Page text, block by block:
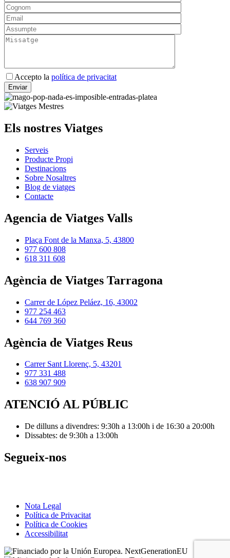
Deixeu
aquest
camp
buit.
Accepto la política de privacitat
Els nostres Viatges
Serveis
Producte Propi
Destinacions
Sobre Nosaltres
Blog de viatges
Contacte
Agencia de Viatges Valls
Plaça Font de la Manxa, 5, 43800
977 600 808
618 311 608
Agència de Viatges Tarragona
Carrer de López Peláez, 16, 43002
977 254 463
644 769 360
Agència de Viatges Reus
Carrer Sant Llorenç, 5, 43201
977 331 488
638 907 909
ATENCIÓ AL PÚBLIC
De dilluns a divendres: 9:30h a 13:00h i de 16:30 a 20:00h
Dissabtes: de 9:30h a 13:00h
Segueix-nos
Nota Legal
Política de Privacitat
Política de Cookies
Accessibilitat